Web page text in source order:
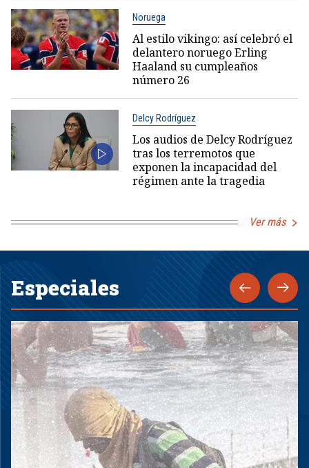
Noruega
Al estilo vikingo: así celebró el
delantero noruego Erling
Haaland su cumpleaños
número 26
Delcy Rodríguez
Los audios de Delcy Rodríguez
tras los terremotos que
exponen la incapacidad del
régimen ante la tragedia
Ver más
Especiales